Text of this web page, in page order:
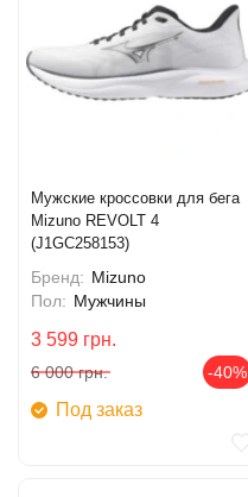
Мужские кроссовки для бега
Mizuno REVOLT 4
(J1GC258153)
Бренд: Mizuno
Пол: Мужчины
3 599 грн.
6 000 грн. -40%
Под заказ